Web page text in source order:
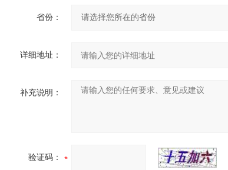
省份：
详细地址：
补充说明：
验证码：